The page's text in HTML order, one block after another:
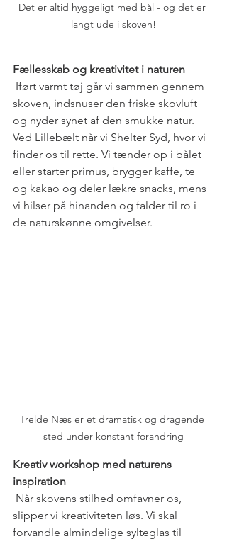
Det er altid hyggeligt med bål - og det er
langt ude i skoven!
Fællesskab og kreativitet i naturen
skoven, indsnuser den friske skovluft
og nyder synet af den smukke natur.
Ved Lillebælt når vi Shelter Syd, hvor vi
finder os til rette. Vi tænder op i bålet
eller starter primus, brygger kaffe, te
og kakao og deler lækre snacks, mens
vi hilser på hinanden og falder til ro i
de naturskønne omgivelser.
Trelde Næs er et dramatisk og dragende
sted under konstant forandring
Kreativ workshop med naturens
inspiration
slipper vi kreativiteten løs. Vi skal
forvandle almindelige sylteglas til